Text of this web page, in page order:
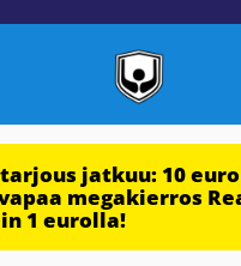
jatkuu: 10
megakierros
1 eurolla!